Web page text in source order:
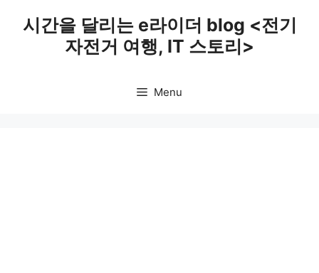
시간을 달리는 e라이더 blog <전기
자전거 여행, IT 스토리>
Menu